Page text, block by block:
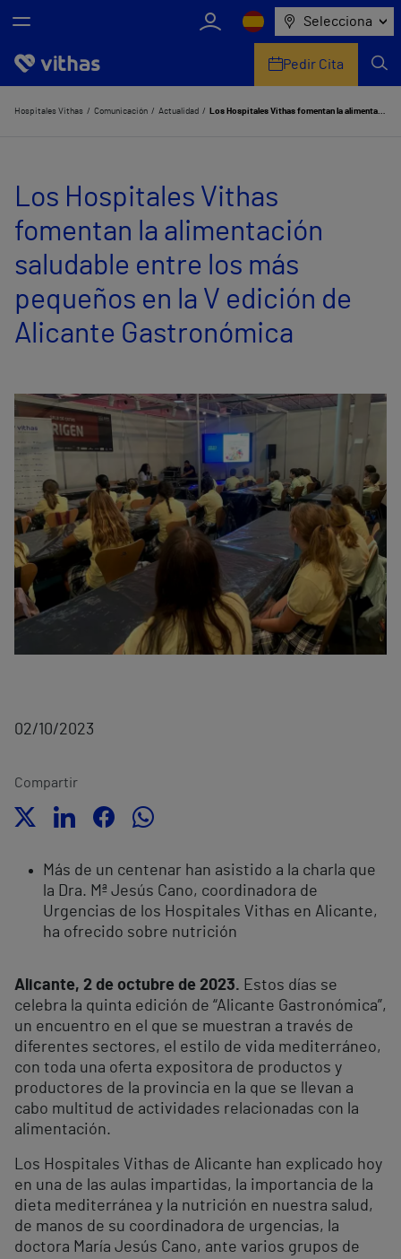
Selecciona
Nosotros
Servicios de salud
Equipo médico y asistencial
Comunicación
Pedir Cita
Hospitales Vithas Comunicación Actualidad Los Hospitales Vithas fomentan la alimentación saludable entre los más pequeños en la V edición de Alicante Gastronómica
Los Hospitales Vithas
fomentan la alimentación
saludable entre los más
pequeños en la V edición de
Alicante Gastronómica
02/10/2023
Compartir
Más de un centenar han asistido a la charla que
la Dra. Mª Jesús Cano, coordinadora de
Urgencias de los Hospitales Vithas en Alicante,
ha ofrecido sobre nutrición
Alicante, 2 de octubre de 2023. Estos días se
celebra la quinta edición de “Alicante Gastronómica”,
un encuentro en el que se muestran a través de
diferentes sectores, el estilo de vida mediterráneo,
con toda una oferta expositora de productos y
productores de la provincia en la que se llevan a
cabo multitud de actividades relacionadas con la
alimentación.
Los Hospitales Vithas de Alicante han explicado hoy
en una de las aulas impartidas, la importancia de la
dieta mediterránea y la nutrición en nuestra salud,
de manos de su coordinadora de urgencias, la
doctora María Jesús Cano, ante varios grupos de